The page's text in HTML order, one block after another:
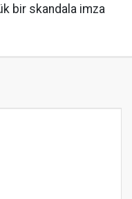
bir skandala imza